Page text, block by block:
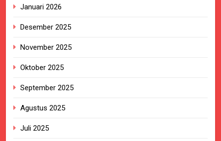
Januari 2026
Desember 2025
November 2025
Oktober 2025
September 2025
Agustus 2025
Juli 2025